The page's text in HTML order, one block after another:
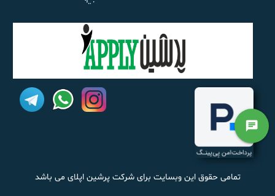
تمامی حقوق این وبسایت برای شرکت پرشین اپلای می باشد
chat